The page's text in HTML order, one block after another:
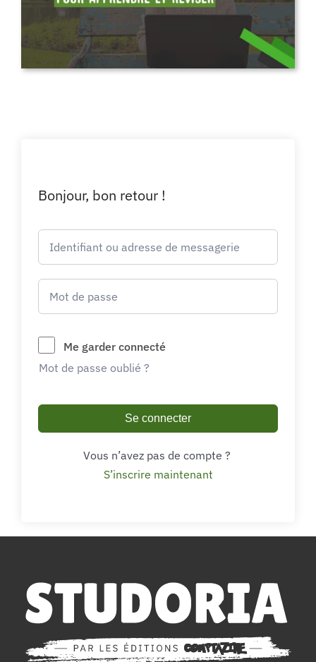
Bonjour, bon retour !
Me garder connecté
Mot de passe oublié ?
Se connecter
Vous n’avez pas de compte ?
S’inscrire maintenant